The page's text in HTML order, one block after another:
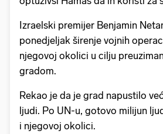
Izraelski premijer Benjamin
ponedjeljak širenje vojnih
njegovoj okolici u cilju
gradom.
Rekao je da je grad napustilo
ljudi. Po UN-u, gotovo milijun
i njegovoj okolici.